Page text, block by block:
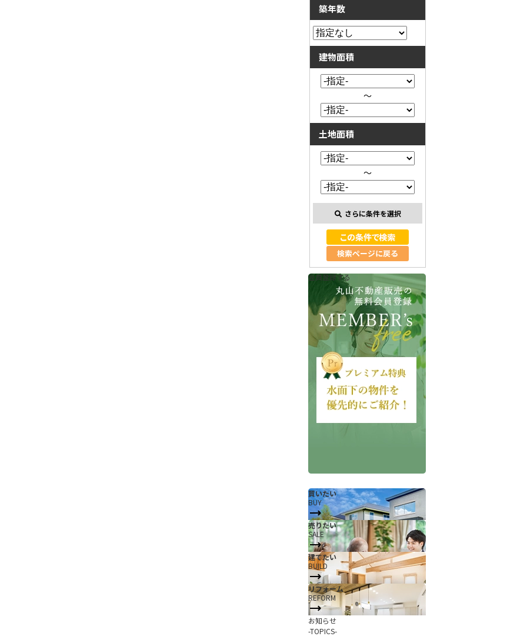
当社について 会社概要
香芝支店紹介ページ
採用情報
お知らせ
コラム
築年数
建物面積
～
土地面積
～
さらに条件を選択
検索ページに戻る
会員登録する
買いたい
BUY
売りたい
SALE
建てたい
BUILD
リフォーム
REFORM
お知らせ
-TOPICS-